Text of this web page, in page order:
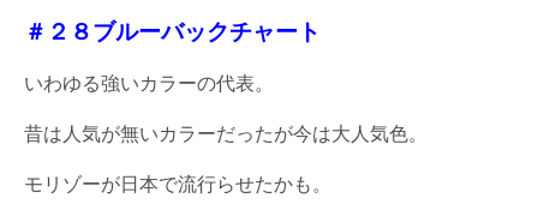
＃２８ブルーバックチャート
いわゆる強いカラーの代表。
昔は人気が無いカラーだったが今は大人気色。
モリゾーが日本で流行らせたかも。